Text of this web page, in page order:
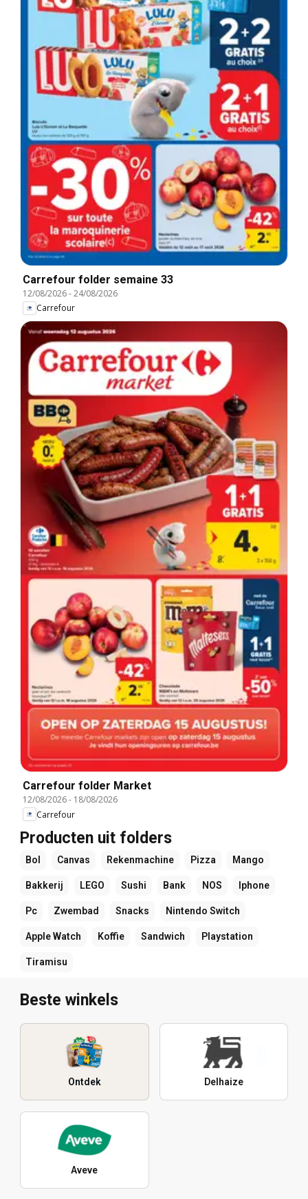
Carrefour folder semaine 33
12/08/2026-24/08/2026
Carrefour
Carrefour folder Market
12/08/2026- 18/08/2026
Carrefour
Producten uit folders
Bol Canvas Rekenmachine Pizza Mango
Bakkerij LEGO Sushi Bank NOS Iphone
Pc Zwembad Snacks Nintendo Switch
Apple Watch Koffie Sandwich Playstation
Tiramisu
Beste winkels
Ontdek Delhaize
Aveve